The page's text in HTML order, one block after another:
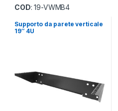
COD: 19-VWMB4
Supporto da parete verticale
19″ 4U